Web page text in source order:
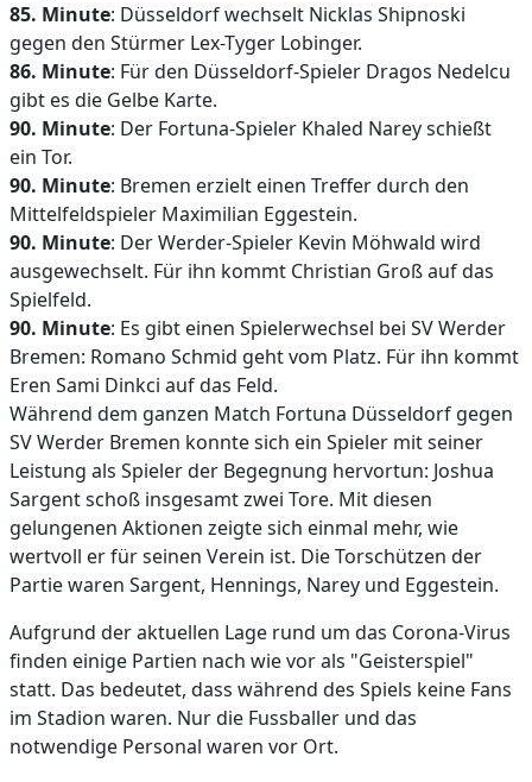
85. Minute: Düsseldorf wechselt Nicklas Shipnoski
gegen den Stürmer Lex-Tyger Lobinger.
86. Minute: Für den Düsseldorf-Spieler Dragos Nedelcu
gibt es die Gelbe Karte.
90. Minute: Der Fortuna-Spieler Khaled Narey schießt
ein Tor.
90. Minute: Bremen erzielt einen Treffer durch den
Mittelfeldspieler Maximilian Eggestein.
90. Minute: Der Werder-Spieler Kevin Möhwald wird
ausgewechselt. Für ihn kommt Christian Groß auf das
Spielfeld.
90. Minute: Es gibt einen Spielerwechsel bei SV Werder
Bremen: Romano Schmid geht vom Platz. Für ihn kommt
Eren Sami Dinkci auf das Feld.
Während dem ganzen Match Fortuna Düsseldorf gegen
SV Werder Bremen konnte sich ein Spieler mit seiner
Leistung als Spieler der Begegnung hervortun: Joshua
Sargent schoß insgesamt zwei Tore. Mit diesen
gelungenen Aktionen zeigte sich einmal mehr, wie
wertvoll er für seinen Verein ist. Die Torschützen der
Partie waren Sargent, Hennings, Narey und Eggestein.
Aufgrund der aktuellen Lage rund um das Corona-Virus
finden einige Partien nach wie vor als "Geisterspiel"
statt. Das bedeutet, dass während des Spiels keine Fans
im Stadion waren. Nur die Fussballer und das
notwendige Personal waren vor Ort.